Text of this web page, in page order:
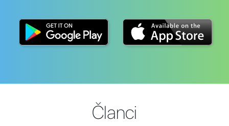
Članci